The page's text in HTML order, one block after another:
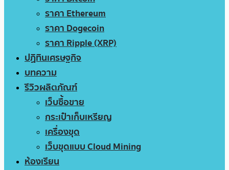
ราคา Ethereum
ราคา Dogecoin
ราคา Ripple (XRP)
ปฏิทินเศรษฐกิจ
บทความ
รีวิวผลิตภัณฑ์
เว็บซื้อขาย
กระเป๋าเก็บเหรียญ
เครื่องขุด
เว็บขุดแบบ Cloud Mining
ห้องเรียน